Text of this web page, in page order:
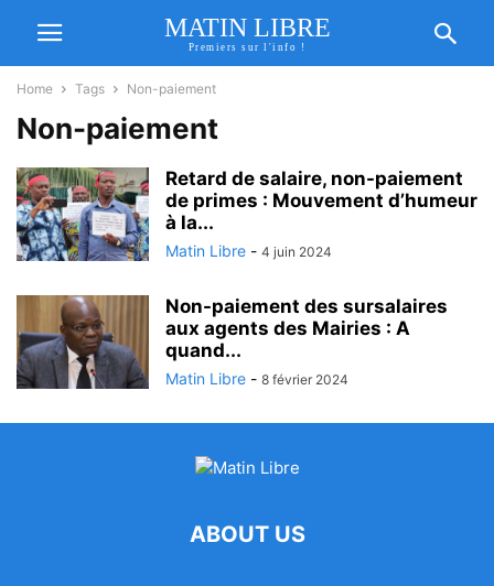
MATIN LIBRE
Premiers sur l'info !
Home Tags Non-paiement
Non-paiement
Retard de salaire, non-paiement
de primes : Mouvement d’humeur
à la...
Matin Libre - 4 juin 2024
Non-paiement des sursalaires
aux agents des Mairies : A
quand...
Matin Libre - 8 février 2024
ABOUT US